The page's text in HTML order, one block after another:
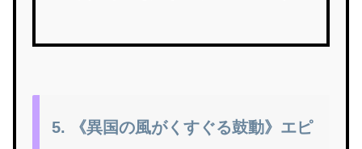
5. 《異国の風がくすぐる鼓動》エピ